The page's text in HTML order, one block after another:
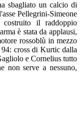
sbagliato un calcio di
Pellegrini-Simeone
il raddoppio
è stata da applausi,
rossoblù in mezzo
cross di Kurtic dalla
e Cornelius tutto
non serve a nessuno,